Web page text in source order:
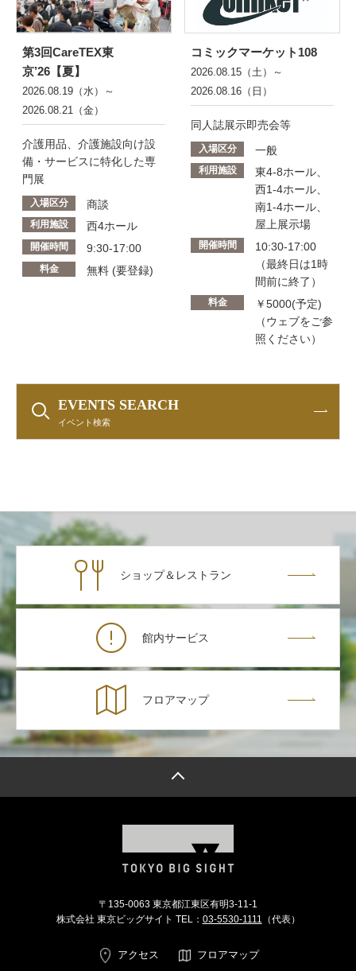
第3回CareTEX東
京’26【夏】
2026.08.19（水）～
2026.08.21（金）
介護用品、介護施設向け設
備・サービスに特化した専
門展
入場区分 商談
利用施設 西4ホール
開催時間 9:30-17:00
料金 無料 (要登録)
コミックマーケット108
2026.08.15（土）～
2026.08.16（日）
同人誌展示即売会等
入場区分 一般
利用施設
東4-8ホール、
西1-4ホール、
南1-4ホール、
屋上展示場
開催時間
10:30-17:00
（最終日は1時
間前に終了）
料金
￥5000(予定)
（ウェブをご参
照ください）
EVENTS SEARCH
イベント検索
ショップ＆レストラン
館内サービス
フロアマップ
〒135-0063 東京都江東区有明3-11-1
株式会社 東京ビッグサイト TEL： 03-5530-1111 （代表）
アクセス フロアマップ